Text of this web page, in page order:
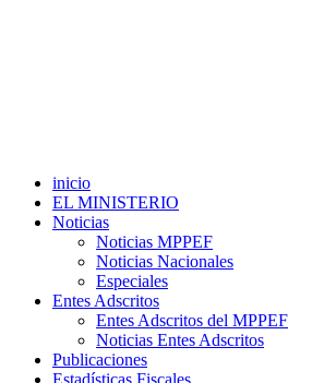
inicio
EL MINISTERIO
Noticias
Noticias MPPEF
Noticias Nacionales
Especiales
Entes Adscritos
Entes Adscritos del MPPEF
Noticias Entes Adscritos
Publicaciones
Estadísticas Fiscales